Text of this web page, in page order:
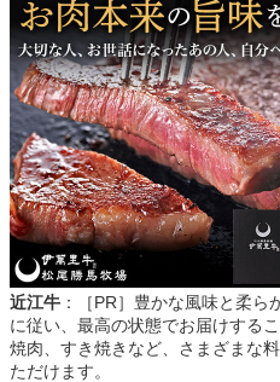
近江牛 ：［PR］豊かな風味と柔
に従い、最高の状態でお届けする
焼肉、すき焼きなど、さまざまな
ただけます。